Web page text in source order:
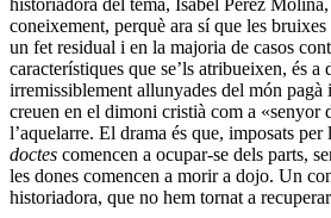
coneixement, perquè ara sí que les bruixes
un fet residual i en la majoria de casos
característiques que se’ls atribueixen, és a
irremissiblement allunyades del món pagà
creuen en el dimoni cristià com a «senyor
l’aquelarre. El drama és que, imposats per
doctes comencen a ocupar-se dels parts,
les dones comencen a morir a dojo. Un
historiadora, que no hem tornat a